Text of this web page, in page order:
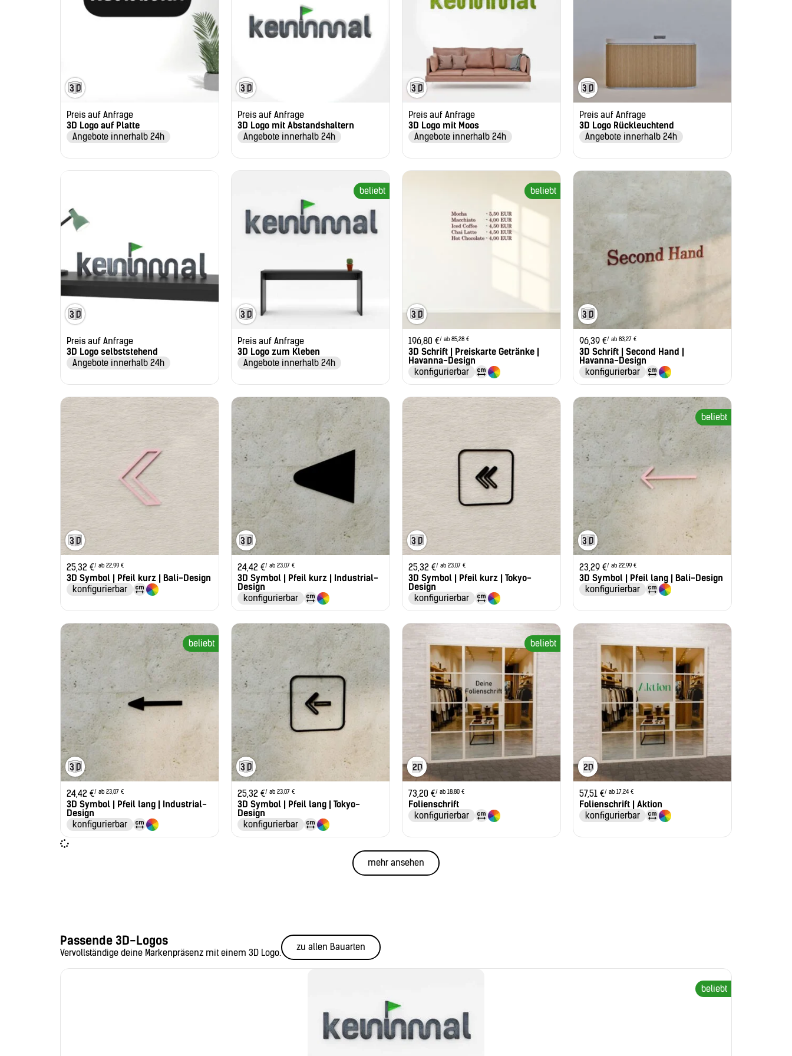
Preis auf Anfrage
3D Logo auf Platte
Angebote innerhalb 24h
Preis auf Anfrage
3D Logo mit Abstandshaltern
Angebote innerhalb 24h
Preis auf Anfrage
3D Logo mit Moos
Angebote innerhalb 24h
Preis auf Anfrage
3D Logo Rückleuchtend
Angebote innerhalb 24h
Preis auf Anfrage
3D Logo selbststehend
Angebote innerhalb 24h
beliebt
Preis auf Anfrage
3D Logo zum Kleben
Angebote innerhalb 24h
beliebt
196,80 €/ ab 85,28 €
3D Schrift | Preiskarte Getränke |
Havanna-Design
konfigurierbar
96,39 €/ ab 83,27 €
3D Schrift | Second Hand |
Havanna-Design
konfigurierbar
25,32 €/ ab 22,99 €
3D Symbol | Pfeil kurz | Bali-Design
konfigurierbar
24,42 €/ ab 23,07 €
3D Symbol | Pfeil kurz | Industrial-
Design
konfigurierbar
25,32 €/ ab 23,07 €
3D Symbol | Pfeil kurz | Tokyo-
Design
konfigurierbar
beliebt
23,29 €/ ab 22,99 €
3D Symbol | Pfeil lang | Bali-Design
konfigurierbar
beliebt
24,42 €/ ab 23,07 €
3D Symbol | Pfeil lang | Industrial-
Design
konfigurierbar
25,32 €/ ab 23,07 €
3D Symbol | Pfeil lang | Tokyo-
Design
konfigurierbar
beliebt
73,20 €/ ab 18,80 €
Folienschrift
konfigurierbar
57,51 €/ ab 17,24 €
Folienschrift | Aktion
konfigurierbar
mehr ansehen
Passende 3D-Logos
Vervollständige deine Markenpräsenz mit einem 3D Logo.
zu allen Bauarten
beliebt